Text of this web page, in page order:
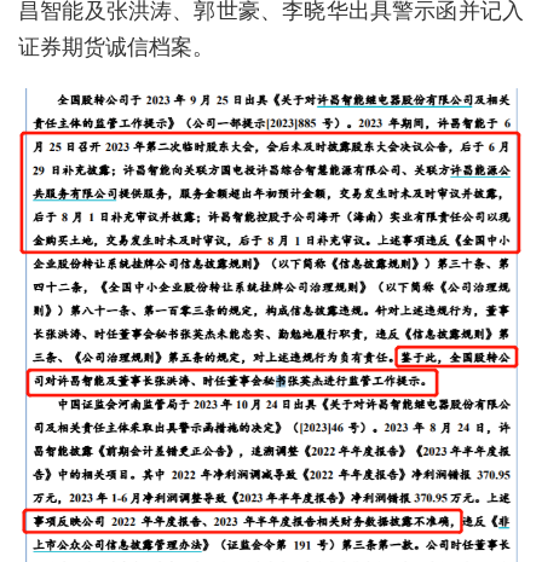
昌智能及张洪涛、郭世豪、李晓华出具警示函并记入
证券期货诚信档案。